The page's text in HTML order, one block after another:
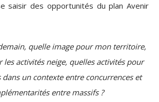
saisir des opportunités du plan Avenir
quelle image pour mon territoire,
activités neige, quelles activités pour
un contexte entre concurrences et
entre massifs ?